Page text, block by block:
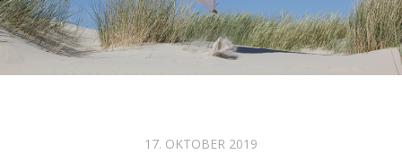
17. OKTOBER 2019